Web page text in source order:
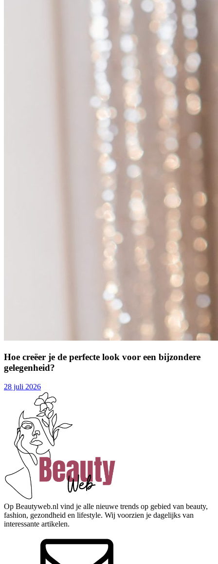
Hoe creëer je de perfecte look voor een bijzondere
gelegenheid?
28 juli 2026
Op Beautyweb.nl vind je alle nieuwe trends op gebied van beauty,
fashion, gezondheid en lifestyle. Wij voorzien je dagelijks van
interessante artikelen.